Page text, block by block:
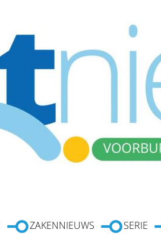
ZAKENNIEUWS SERIE